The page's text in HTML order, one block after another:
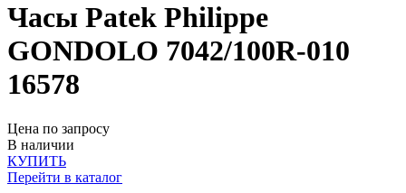
Часы Patek Philippe
GONDOLO 7042/100R-010
16578
Цена по запросу
В наличии
КУПИТЬ
Перейти в каталог